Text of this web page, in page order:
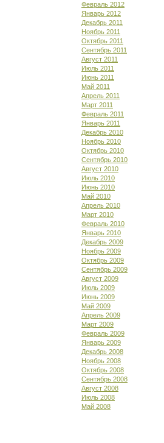
Февраль 2012
Январь 2012
Декабрь 2011
Ноябрь 2011
Октябрь 2011
Сентябрь 2011
Август 2011
Июль 2011
Июнь 2011
Май 2011
Апрель 2011
Март 2011
Февраль 2011
Январь 2011
Декабрь 2010
Ноябрь 2010
Октябрь 2010
Сентябрь 2010
Август 2010
Июль 2010
Июнь 2010
Май 2010
Апрель 2010
Март 2010
Февраль 2010
Январь 2010
Декабрь 2009
Ноябрь 2009
Октябрь 2009
Сентябрь 2009
Август 2009
Июль 2009
Июнь 2009
Май 2009
Апрель 2009
Март 2009
Февраль 2009
Январь 2009
Декабрь 2008
Ноябрь 2008
Октябрь 2008
Сентябрь 2008
Август 2008
Июль 2008
Май 2008